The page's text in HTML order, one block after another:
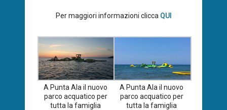
Per maggiori informazioni clicca QUI
A Punta Ala il nuovo
parco acquatico per
tutta la famiglia
A Punta Ala il nuovo
parco acquatico per
tutta la famiglia